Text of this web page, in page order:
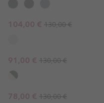
Sale price:
104,00 € Regular price:
130,00 €
Sale price:
91,00 € Regular price:
130,00 €
Sale price:
78,00 € Regular price:
130,00 €